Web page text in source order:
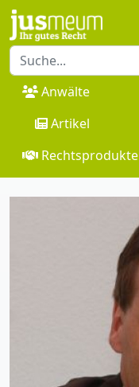
Anwälte
Artikel
Rechtsprodukte